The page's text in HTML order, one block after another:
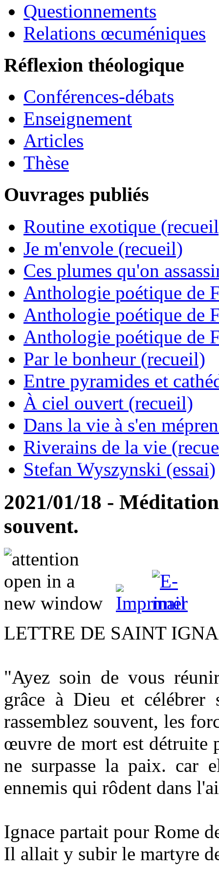
Questionnements
Relations œcuméniques
Réflexion théologique
Conférences-débats
Enseignement
Articles
Thèse
Ouvrages publiés
Routine exotique
Je m'envole (recueil)
Ces plumes qu'on
Anthologie poétique de
Anthologie poétique de
Anthologie poétique de
Par le bonheur (recueil)
Entre pyramides et
À ciel ouvert (recueil)
Dans la vie à s'en
Riverains de la vie
Stefan Wyszynski (essai)
2021/01/18 -
souvent.
LETTRE DE SAINT
"Ayez soin de vous
grâce à Dieu et célébrer
rassemblez souvent, les
œuvre de mort est détruite
ne surpasse la paix. car
ennemis qui rôdent dans
Ignace partait pour Rome
Il allait y subir le martyre